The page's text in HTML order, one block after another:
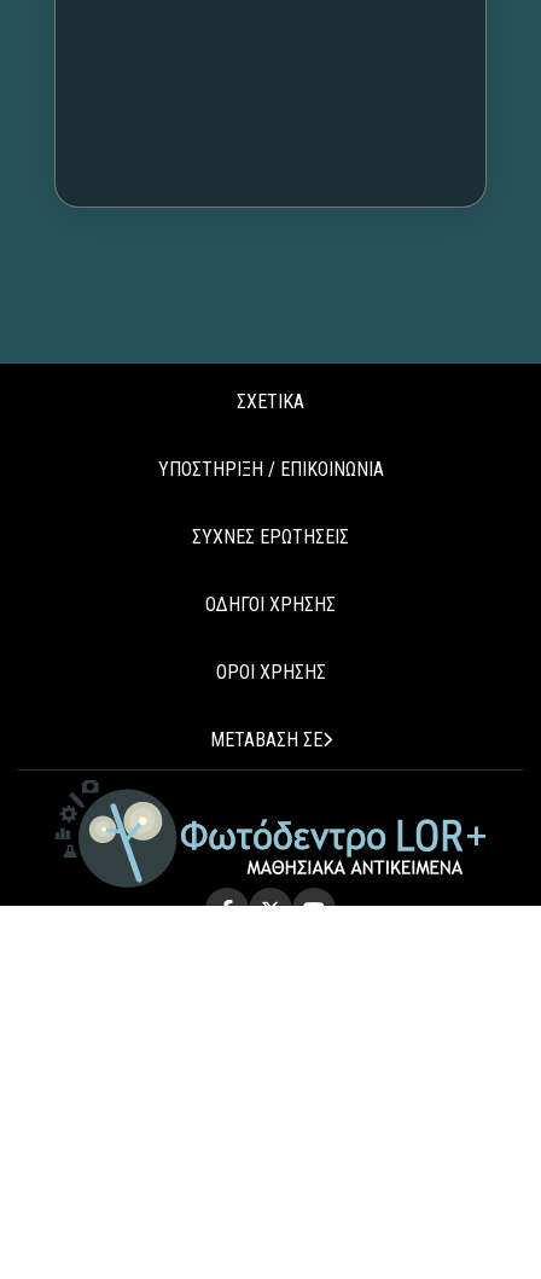
ΣΧΕΤΙΚΑ
ΥΠΟΣΤΗΡΙΞΗ / ΕΠΙΚΟΙΝΩΝΙΑ
ΣΥΧΝΕΣ ΕΡΩΤΗΣΕΙΣ
ΟΔΗΓΟΙ ΧΡΗΣΗΣ
ΟΡΟΙ ΧΡΗΣΗΣ
ΜΕΤΑΒΑΣΗ ΣΕ